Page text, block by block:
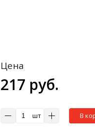
Цена
217 руб.
шт В